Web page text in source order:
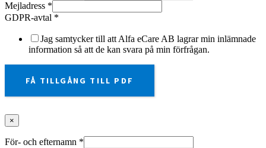
Mejladress *
GDPR-avtal *
Jag samtycker till att Alfa eCare AB lagrar min inlämnade
information så att de kan svara på min förfrågan.
FÅ TILLGÅNG TILL PDF
×
För- och efternamn *